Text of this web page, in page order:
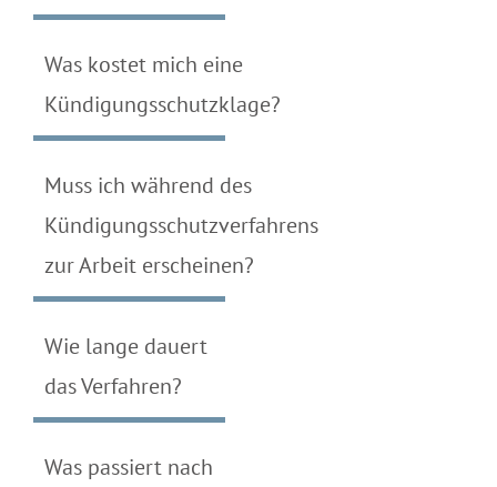
Was kostet mich eine
Kündigungsschutzklage?
Muss ich während des
Kündigungsschutzverfahrens
zur Arbeit erscheinen?
Wie lange dauert
das Verfahren?
Was passiert nach